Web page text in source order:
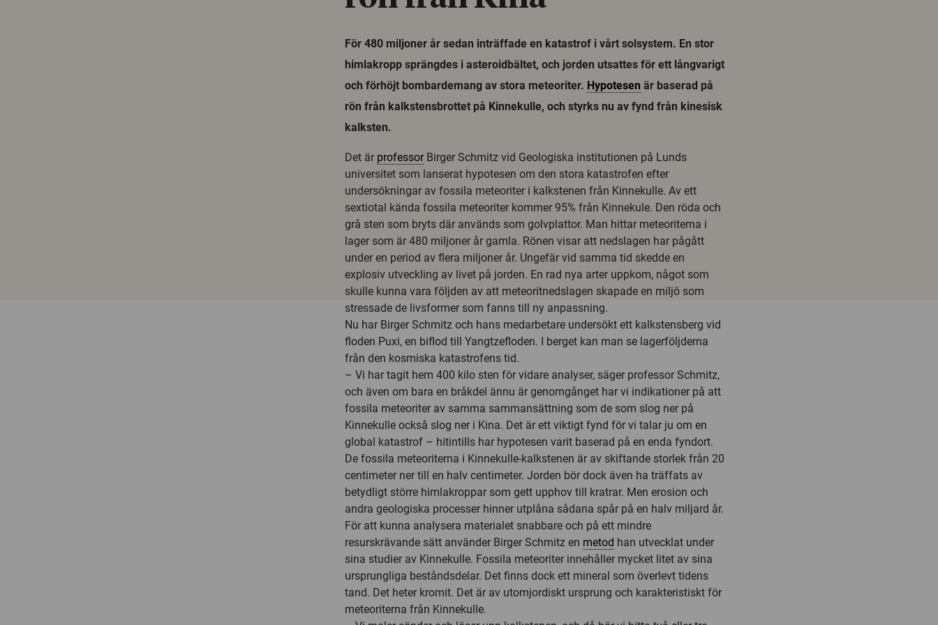
För 480 miljoner år sedan inträffade en katastrof i vårt solsystem. En stor
himlakropp sprängdes i asteroidbältet, och jorden utsattes för ett långvarigt
och förhöjt bombardemang av stora meteoriter. Hypotesen är baserad på
rön från kalkstensbrottet på Kinnekulle, och styrks nu av fynd från kinesisk
kalksten.
Det är professorBirger Schmitz vid Geologiska institutionen på Lunds
universitet som lanserat hypotesen om den stora katastrofen efter
undersökningar av fossila meteoriter i kalkstenen från Kinnekulle. Av ett
sextiotal kända fossila meteoriter kommer 95% från Kinnekule. Den röda och
grå sten som bryts där används som golvplattor. Man hittar meteoriterna i
lager som är 480 miljoner år gamla. Rönen visar att nedslagen har pågått
under en period av flera miljoner år. Ungefär vid samma tid skedde en
explosiv utveckling av livet på jorden. En rad nya arter uppkom, något som
skulle kunna vara följden av att meteoritnedslagen skapade en miljö som
stressade de livsformer som fanns till ny anpassning.
Nu har Birger Schmitz och hans medarbetare undersökt ett kalkstensberg vid
floden Puxi, en biflod till Yangtzefloden. I berget kan man se lagerföljderna
från den kosmiska katastrofens tid.
– Vi har tagit hem 400 kilo sten för vidare analyser, säger professor Schmitz,
och även om bara en bråkdel ännu är genomgånget har vi indikationer på att
fossila meteoriter av samma sammansättning som de som slog ner på
Kinnekulle också slog ner i Kina. Det är ett viktigt fynd för vi talar ju om en
global katastrof – hitintills har hypotesen varit baserad på en enda fyndort.
De fossila meteoriterna i Kinnekulle-kalkstenen är av skiftande storlek från 20
centimeter ner till en halv centimeter. Jorden bör dock även ha träffats av
betydligt större himlakroppar som gett upphov till kratrar. Men erosion och
andra geologiska processer hinner utplåna sådana spår på en halv miljard år.
För att kunna analysera materialet snabbare och på ett mindre
resurskrävande sätt använder Birger Schmitz en metod han utvecklat under
sina studier av Kinnekulle. Fossila meteoriter innehåller mycket litet av sina
ursprungliga beståndsdelar. Det finns dock ett mineral som överlevt tidens
tand. Det heter kromit. Det är av utomjordiskt ursprung och karakteristiskt för
meteoriterna från Kinnekulle.